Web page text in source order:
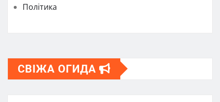
Політика
СВІЖА ОГИДА